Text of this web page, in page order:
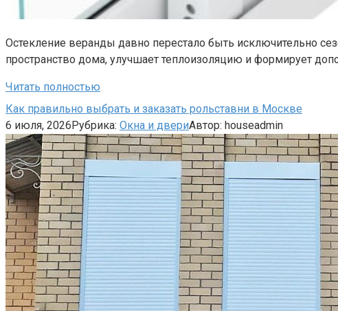
Остекление веранды давно перестало быть исключительно
пространство дома, улучшает теплоизоляцию и формирует
Читать полностью
Как правильно выбрать и заказать рольставни в Москве
6 июля, 2026Рубрика: Окна и двериАвтор: houseadmin